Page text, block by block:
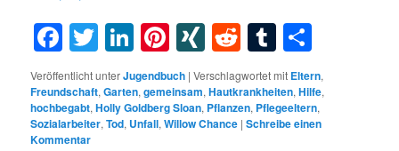
Facebook
Twitter
LinkedIn
Pinterest
XINGRedditTumblr
Veröffentlicht unterJugendbuch |Verschlagwortet mit Eltern,
Freundschaft,Garten,gemeinsam,Hautkrankheiten,Hilfe,
hochbegabt,Holly Goldberg Sloan, Pflanzen, Pflegeeltern,
Sozialarbeiter,Tod, Unfall,Willow Chance |Schreibe einen
Kommentar